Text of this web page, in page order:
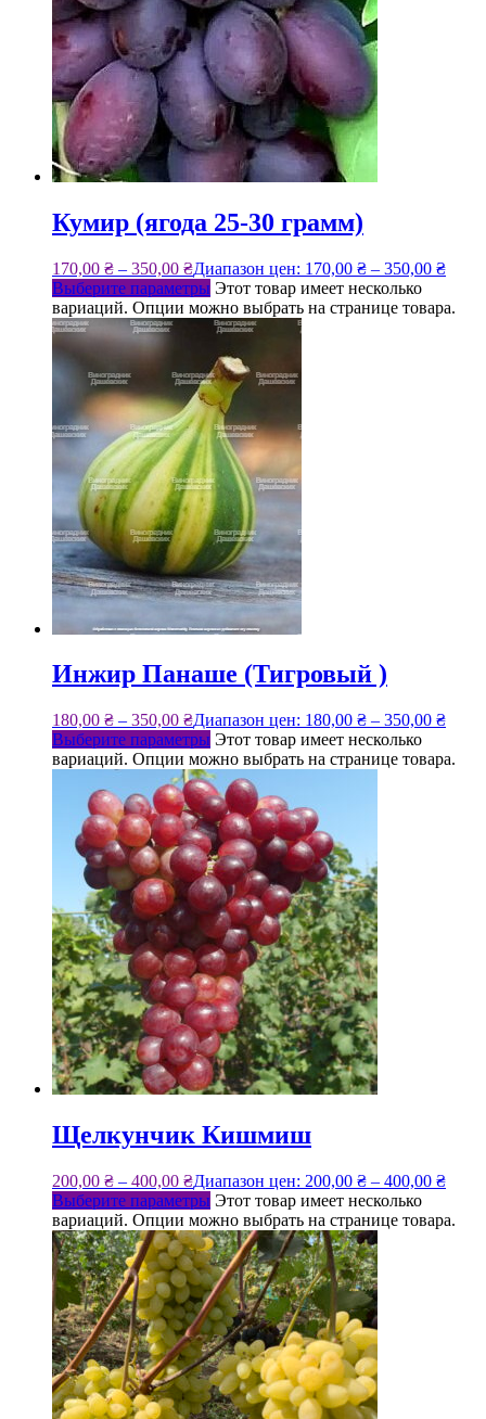
Кумир (ягода 25-30 грамм)
170,00 ₴ – 350,00 ₴Диапазон цен: 170,00 ₴ – 350,00 ₴
Выберите параметры Этот товар имеет несколько
вариаций. Опции можно выбрать на странице товара.
Инжир Панаше (Тигровый )
180,00 ₴ – 350,00 ₴Диапазон цен: 180,00 ₴ – 350,00 ₴
Выберите параметры Этот товар имеет несколько
вариаций. Опции можно выбрать на странице товара.
Щелкунчик Кишмиш
200,00 ₴ – 400,00 ₴Диапазон цен: 200,00 ₴ – 400,00 ₴
Выберите параметры Этот товар имеет несколько
вариаций. Опции можно выбрать на странице товара.